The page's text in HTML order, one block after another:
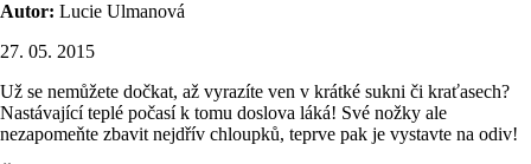
Autor: Lucie Ulmanová
27. 05. 2015
Už se nemůžete dočkat, až vyrazíte ven v krátké sukni či kraťasech?
Nastávající teplé počasí k tomu doslova láká! Své nožky ale
nezapomeňte zbavit nejdřív chloupků, teprve pak je vystavte na odiv!